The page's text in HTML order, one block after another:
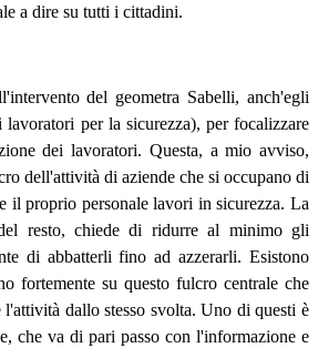
a dire su tutti i cittadini.
del geometra Sabelli, anch'egli
lavoratori per la sicurezza), per focalizzare
dei lavoratori. Questa, a mio avviso,
dell'attività di aziende che si occupano di
il proprio personale lavori in sicurezza. La
resto, chiede di ridurre al minimo gli
di abbatterli fino ad azzerarli. Esistono
fortemente su questo fulcro centrale che
dallo stesso svolta. Uno di questi è
che va di pari passo con l'informazione e